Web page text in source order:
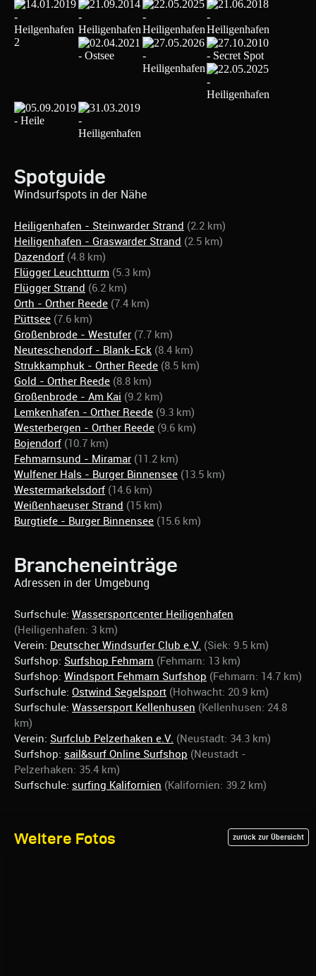
Spotguide
Windsurfspots in der Nähe
Heiligenhafen - Steinwarder Strand (2.2 km)
Heiligenhafen - Graswarder Strand (2.5 km)
Dazendorf (4.8 km)
Flügger Leuchtturm (5.3 km)
Flügger Strand (6.2 km)
Orth - Orther Reede (7.4 km)
Püttsee (7.6 km)
Großenbrode - Westufer (7.7 km)
Neuteschendorf - Blank-Eck (8.4 km)
Strukkamphuk - Orther Reede (8.5 km)
Gold - Orther Reede (8.8 km)
Großenbrode - Am Kai (9.2 km)
Lemkenhafen - Orther Reede (9.3 km)
Westerbergen - Orther Reede (9.6 km)
Bojendorf (10.7 km)
Fehmarnsund - Miramar (11.2 km)
Wulfener Hals - Burger Binnensee (13.5 km)
Westermarkelsdorf (14.6 km)
Weißenhaeuser Strand (15 km)
Burgtiefe - Burger Binnensee (15.6 km)
Brancheneinträge
Adressen in der Umgebung
Surfschule: Wassersportcenter Heiligenhafen
(Heiligenhafen: 3 km)
Verein: Deutscher Windsurfer Club e.V. (Siek: 9.5 km)
Surfshop: Surfshop Fehmarn (Fehmarn: 13 km)
Surfshop: Windsport Fehmarn Surfshop (Fehmarn: 14.7 km)
Surfschule: Ostwind Segelsport (Hohwacht: 20.9 km)
Surfschule: Wassersport Kellenhusen (Kellenhusen: 24.8
km)
Verein: Surfclub Pelzerhaken e.V. (Neustadt: 34.3 km)
Surfshop: sail&surf Online Surfshop (Neustadt -
Pelzerhaken: 35.4 km)
Surfschule: surfing Kalifornien (Kalifornien: 39.2 km)
Weitere Fotos zurück zur Übersicht